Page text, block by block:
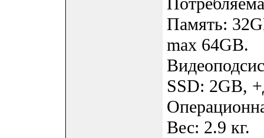
Память:
max 64GB.
SSD: 2GB,
Вес: 2.9 кг.